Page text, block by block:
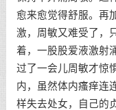
愈来愈觉得舒服。再
激，周敏又难受了，
着，一股股爱液激射
过了一会儿周敏才惊
内，虽然体内瘙痒连
样失去处女，自己的